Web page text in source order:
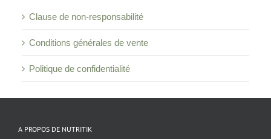
Clause de non-responsabilité
Conditions générales de vente
Politique de confidentialité
A PROPOS DE NUTRITIK